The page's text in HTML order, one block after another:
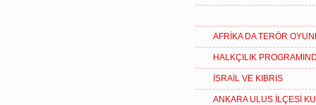
AFRİKA DA TERÖR
HALKÇILIK
İSRAİL VE KIBRIS
ANKARA ULUS İLÇESİ